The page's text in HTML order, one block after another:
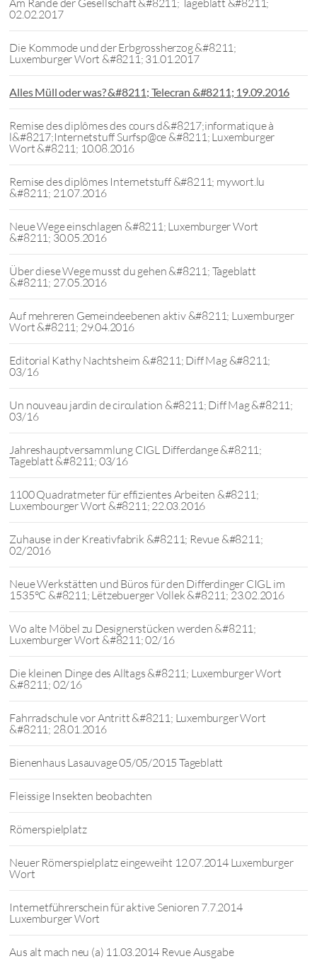
Am Rande der Gesellschaft &#8211; Tageblatt &#8211;
02.02.2017
Die Kommode und der Erbgrossherzog &#8211;
Luxemburger Wort &#8211; 31.01.2017
Alles Müll oder was? &#8211; Telecran &#8211; 19.09.2016
Remise des diplômes des cours d&#8217;informatique à
l&#8217;Internetstuff Surfsp@ce &#8211; Luxemburger
Wort &#8211; 10.08.2016
Remise des diplômes Internetstuff &#8211; mywort.lu
&#8211; 21.07.2016
Neue Wege einschlagen &#8211; Luxemburger Wort
&#8211; 30.05.2016
Über diese Wege musst du gehen &#8211; Tageblatt
&#8211; 27.05.2016
Auf mehreren Gemeindeebenen aktiv &#8211; Luxemburger
Wort &#8211; 29.04.2016
Editorial Kathy Nachtsheim &#8211; Diff Mag &#8211;
03/16
Un nouveau jardin de circulation &#8211; Diff Mag &#8211;
03/16
Jahreshauptversammlung CIGL Differdange &#8211;
Tageblatt &#8211; 03/16
1100 Quadratmeter für effizientes Arbeiten &#8211;
Luxembourger Wort &#8211; 22.03.2016
Zuhause in der Kreativfabrik &#8211; Revue &#8211;
02/2016
Neue Werkstätten und Büros für den Differdinger CIGL im
1535°C &#8211; Lëtzebuerger Vollek &#8211; 23.02.2016
Wo alte Möbel zu Designerstücken werden &#8211;
Luxemburger Wort &#8211; 02/16
Die kleinen Dinge des Alltags &#8211; Luxemburger Wort
&#8211; 02/16
Fahrradschule vor Antritt &#8211; Luxemburger Wort
&#8211; 28.01.2016
Bienenhaus Lasauvage 05/05/2015 Tageblatt
Fleissige Insekten beobachten
Römerspielplatz
Neuer Römerspielplatz eingeweiht 12.07.2014 Luxemburger
Wort
Internetführerschein für aktive Senioren 7.7.2014
Luxemburger Wort
Aus alt mach neu (a) 11.03.2014 Revue Ausgabe